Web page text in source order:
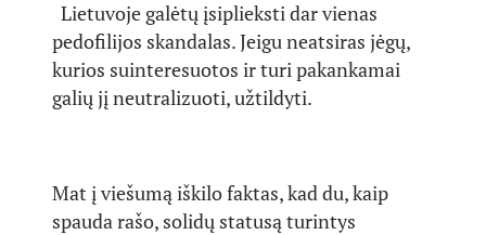
Lietuvoje galėtų įsiplieksti dar vienas
pedofilijos skandalas. Jeigu neatsiras jėgų,
kurios suinteresuotos ir turi pakankamai
galių jį neutralizuoti, užtildyti.
Mat į viešumą iškilo faktas, kad du, kaip
spauda rašo, solidų statusą turintys